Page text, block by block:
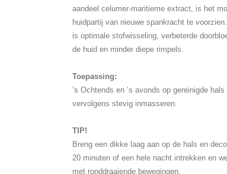
aandeel celumer-maritieme extract, is het
huidpartij van nieuwe spankracht te
is optimale stofwisseling, verbeterde
de huid en minder diepe rimpels.
Toepassing:
’s Ochtends en ’s avonds op gereinigde
vervolgens stevig inmasseren.
TIP!
Breng een dikke laag aan op de hals en
20 minuten of een hele nacht intrekken en
met ronddraaiende bewegingen.